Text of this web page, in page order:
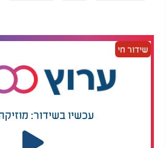
לאחר הבישול. בין הזנים
מתאימים לכך ניתן למצוא את
עוד היא ממליצה לתת לתפוחי
כדי שיספגו טוב יותר את הטעמים,
חזק מדי שעלול לגרום להם
שידור חי
עכשיו בשידור: